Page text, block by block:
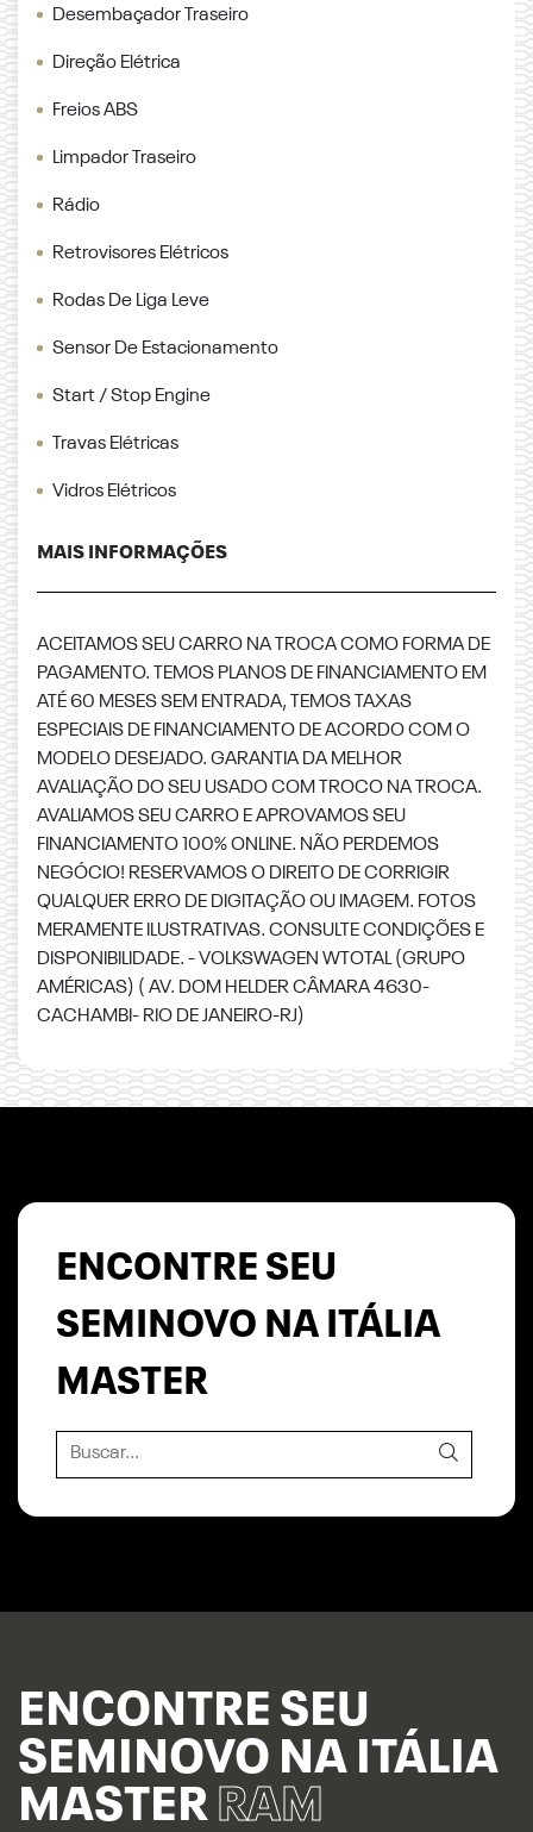
Desembaçador Traseiro
Direção Elétrica
Freios ABS
Limpador Traseiro
Rádio
Retrovisores Elétricos
Rodas De Liga Leve
Sensor De Estacionamento
Start / Stop Engine
Travas Elétricas
Vidros Elétricos
MAIS INFORMAÇÕES
ACEITAMOS SEU CARRO NA TROCA COMO FORMA DE
PAGAMENTO. TEMOS PLANOS DE FINANCIAMENTO EM
ATÉ 60 MESES SEM ENTRADA, TEMOS TAXAS
ESPECIAIS DE FINANCIAMENTO DE ACORDO COM O
MODELO DESEJADO. GARANTIA DA MELHOR
AVALIAÇÃO DO SEU USADO COM TROCO NA TROCA.
AVALIAMOS SEU CARRO E APROVAMOS SEU
FINANCIAMENTO 100% ONLINE. NÃO PERDEMOS
NEGÓCIO! RESERVAMOS O DIREITO DE CORRIGIR
QUALQUER ERRO DE DIGITAÇÃO OU IMAGEM. FOTOS
MERAMENTE ILUSTRATIVAS. CONSULTE CONDIÇÕES E
DISPONIBILIDADE. - VOLKSWAGEN WTOTAL (GRUPO
AMÉRICAS) ( AV. DOM HELDER CÂMARA 4630-
CACHAMBI- RIO DE JANEIRO-RJ)
ENCONTRE SEU
SEMINOVO NA ITÁLIA
MASTER
ENCONTRE SEU
SEMINOVO NA ITÁLIA
MASTER RAM